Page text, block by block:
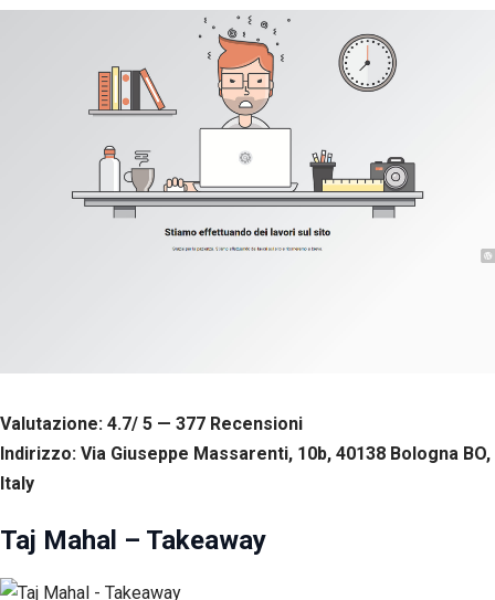
Valutazione: 4.7/ 5 — 377 Recensioni
Indirizzo: Via Giuseppe Massarenti, 10b, 40138 Bologna BO,
Italy
Taj Mahal – Takeaway